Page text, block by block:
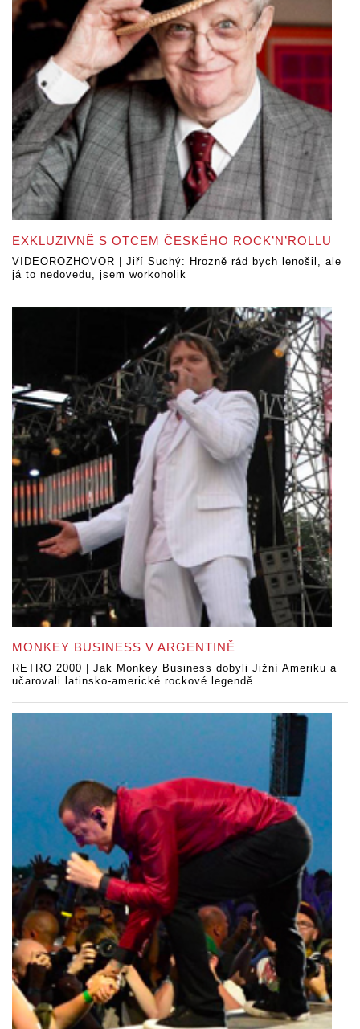
EXKLUZIVNĚ S OTCEM ČESKÉHO ROCK’N’ROLLU
VIDEOROZHOVOR | Jiří Suchý: Hrozně rád bych lenošil, ale
já to nedovedu, jsem workoholik
MONKEY BUSINESS V ARGENTINĚ
RETRO 2000 | Jak Monkey Business dobyli Jižní Ameriku a
učarovali latinsko-americké rockové legendě